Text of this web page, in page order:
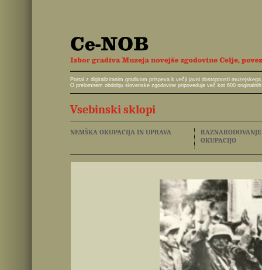
Portal z digitaliziranim gradivom prispeva k večji javni dostopnosti
O prelomnem obdobju slovenske zgodovine pripoveduje več kot 600
Vsebinski sklopi
NEMŠKA OKUPACIJA IN UPRAVA
OKUPACIJO